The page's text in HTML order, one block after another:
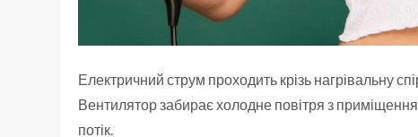
Електричний струм проходить крізь нагрівальну
Вентилятор забирає холодне повітря з
потік.